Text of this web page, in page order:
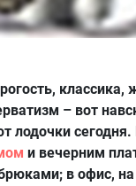
классика,
– вот
лодочки сегодня.
и вечерним
в офис, на